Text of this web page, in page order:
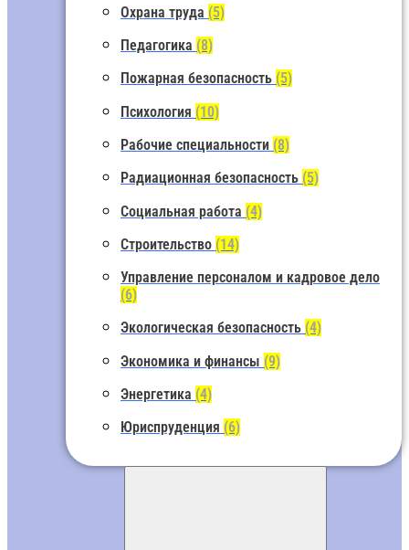
Охрана труда (5)
Педагогика (8)
Пожарная безопасность (5)
Психология (10)
Рабочие специальности (8)
Радиационная безопасность (5)
Социальная работа (4)
Строительство (14)
Управление персоналом и кадровое дело
(6)
Экологическая безопасность (4)
Экономика и финансы (9)
Энергетика (4)
Юриспруденция (6)